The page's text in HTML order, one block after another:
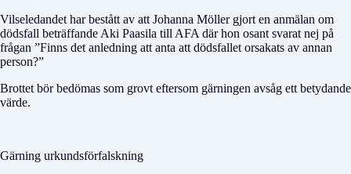
Vilseledandet har bestått av att Johanna Möller gjort en anmälan om
dödsfall beträffande Aki Paasila till AFA där hon osant svarat nej på
frågan ”Finns det anledning att anta att dödsfallet orsakats av annan
person?”
Brottet bör bedömas som grovt eftersom gärningen avsåg ett betydande
värde.
Gärning urkundsförfalskning